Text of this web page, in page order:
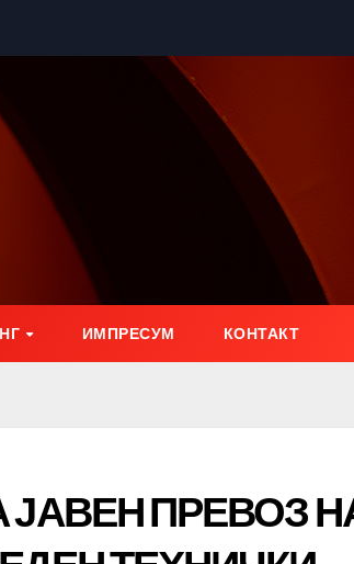
ИМПРЕСУМ КОНТАКТ
ПРЕВОЗ